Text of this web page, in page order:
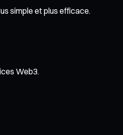
simple et plus efficace.
Web3.